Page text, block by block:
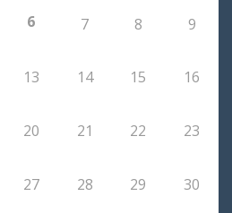
6 7 8 9
13 14 15 16
20 21 22 23
27 28 29 30